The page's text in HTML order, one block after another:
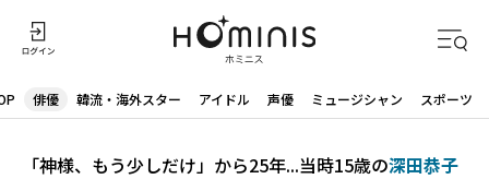
俳優 韓流・海外スター アイドル 声優 ミュージシャン スポーツ
「神様、もう少しだけ」から25年...当時15歳の深田恭子